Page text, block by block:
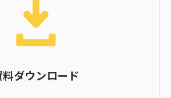
料ダウンロード